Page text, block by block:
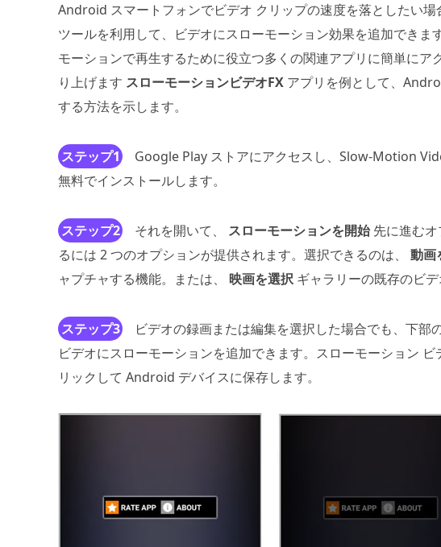
Android スマートフォンでビデオ クリップの速度を落としたい
ツールを利用して、ビデオにスローモーション効果を追加でき
モーションで再生するために役立つ多くの関連アプリに簡単に
り上げます スローモーションビデオFX アプリを例として、
する方法を示します。
ステップ1
Google Play ストアにアクセスし、Slow-Motion
無料でインストールします。
ステップ2 それを開いて、 スローモーションを開始先に進むオ
るには 2 つのオプションが提供されます。選択できるのは、 動画
ャプチャする機能。または、 映画を選択 ギャラリーの既存のビデ
ステップ3
ビデオの録画または編集を選択した場合でも、下部
ビデオにスローモーションを追加できます。スローモーション ビ
リックして Android デバイスに保存します。